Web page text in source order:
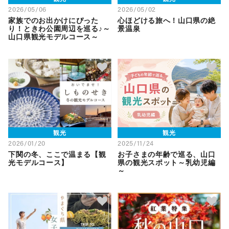
2026/05/06
家族でのお出かけにぴった
り！ときわ公園周辺を巡る♪～
山口県観光モデルコース～
2026/05/02
心ほどける旅へ！山口県の絶
景温泉
観光
2026/01/20
下関の冬、ここで温まる【観
光モデルコース】
観光
2025/11/24
お子さまの年齢で巡る、山口
県の観光スポット～乳幼児編
～